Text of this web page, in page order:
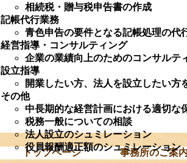
相続税・贈与税申告書の作成
記帳代行業務
青色申告の要件となる記帳処理の代
経営指導・コンサルティング
企業の業績向上のためのコンサルテ
設立指導
開業したい方、法人を設立したい方
その他
中長期的な経営計画における適切な
税務一般についての相談
法人設立のシュミレーション
役員報酬適正額のシュミレーション
トップページ 事務所のご案